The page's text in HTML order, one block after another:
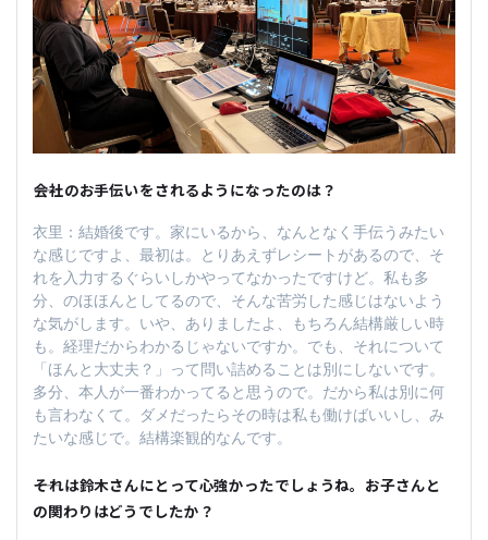
――会社のお手伝いをされるようになったのは？
衣里：結婚後です。家にいるから、なんとなく手伝うみたい
な感じですよ、最初は。とりあえずレシートがあるので、そ
れを入力するぐらいしかやってなかったですけど。私も多
分、のほほんとしてるので、そんな苦労した感じはないよう
な気がします。いや、ありましたよ、もちろん結構厳しい時
も。経理だからわかるじゃないですか。でも、それについて
「ほんと大丈夫？」って問い詰めることは別にしないです。
多分、本人が一番わかってると思うので。だから私は別に何
も言わなくて。ダメだったらその時は私も働けばいいし、み
たいな感じで。結構楽観的なんです。
――それは鈴木さんにとって心強かったでしょうね。お子さんと
の関わりはどうでしたか？